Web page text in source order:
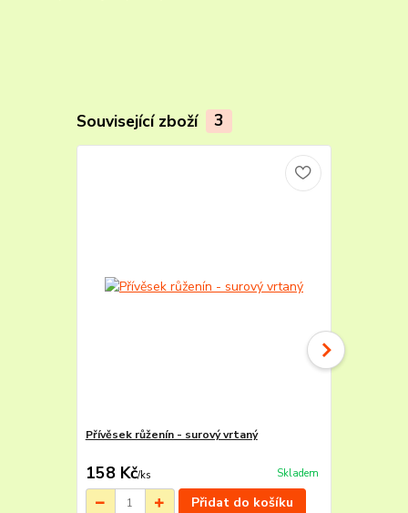
Související zboží 3
Přívěsek růženín - surový vrtaný
158 Kč/ks Skladem
Přidat do košíku